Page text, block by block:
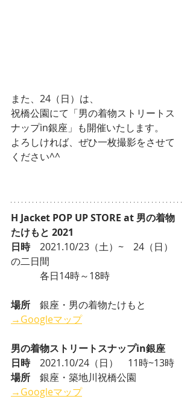
また、24（日）は、
祝橋公園にて「男の着物ストリートス
ナップin銀座」も開催いたします。
よろしければ、ぜひ一枚撮影をさせて
ください^^
H Jacket POP UP STORE at 男の着物
たけもと 2021
日時 2021.10/23（土）~　24（日）
の二日間
各日14時～18時
場所 銀座・男の着物たけもと
→Googleマップ
男の着物ストリートスナップin銀座
日時 2021.10/24（日）　11時~13時
場所 銀座・築地川祝橋公園
→Googleマップ